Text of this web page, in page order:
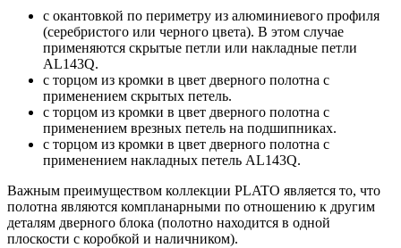
с окантовкой по периметру из алюминиевого профиля
(серебристого или черного цвета). В этом случае
применяются скрытые петли или накладные петли
AL143Q.
с торцом из кромки в цвет дверного полотна с
применением скрытых петель.
с торцом из кромки в цвет дверного полотна с
применением врезных петель на подшипниках.
с торцом из кромки в цвет дверного полотна с
применением накладных петель AL143Q.
Важным преимуществом коллекции PLATO является то, что
полотна являются компланарными по отношению к другим
деталям дверного блока (полотно находится в одной
плоскости с коробкой и наличником).